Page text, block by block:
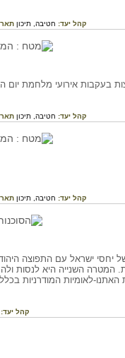
קהל יעד: חטיבה, תיכון
אירועי מלחמת יום
קהל יעד: חטיבה, תיכון
קהל יעד: חטיבה, תיכון
ישראל עם התפוצה
המטרה השנייה היא לנסות
לאומיות המודרניות
קהל יעד: